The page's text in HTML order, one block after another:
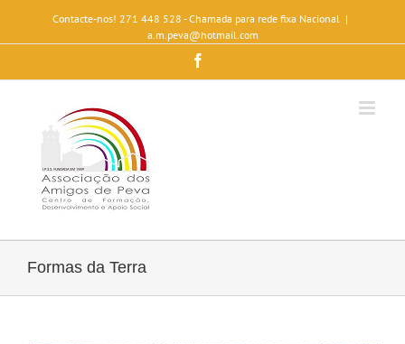
Contacte-nos! 271 448 528 - Chamada para rede fixa Nacional |
a.m.peva@hotmail.com
Formas da Terra